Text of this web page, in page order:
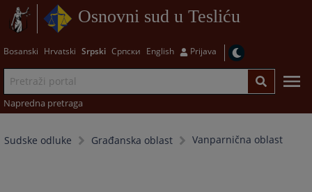
Osnovni sud u Tesliću
Bosanski Hrvatski Srpski Српски English Prijava
Napredna pretraga
Sudske odluke Građanska oblast Vanparnična oblast